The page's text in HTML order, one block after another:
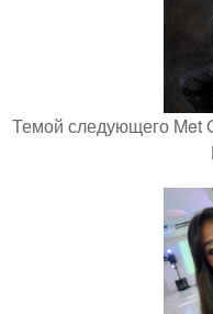
Темой следующего Met